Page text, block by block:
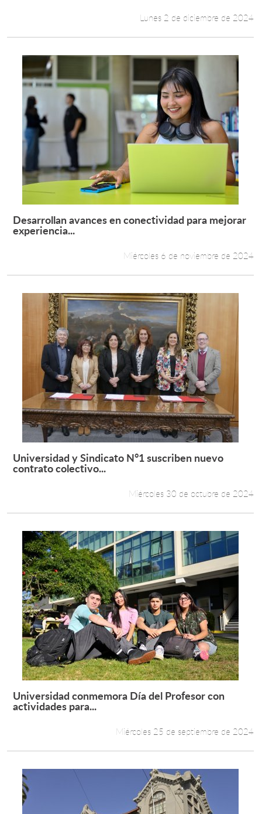
Lunes 2 de diciembre de 2024
Leer más +
Desarrollan avances en conectividad para mejorar
experiencia...
Miércoles 6 de noviembre de 2024
Leer más +
Universidad y Sindicato N°1 suscriben nuevo
contrato colectivo...
Miércoles 30 de octubre de 2024
Leer más +
Universidad conmemora Día del Profesor con
actividades para...
Miércoles 25 de septiembre de 2024